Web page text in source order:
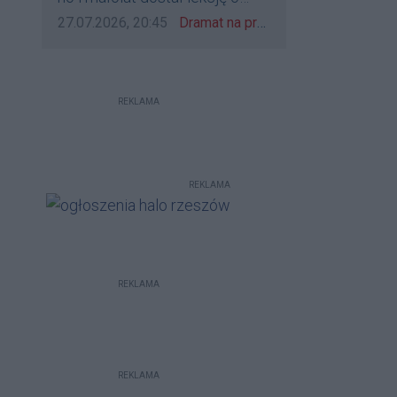
udzieleniu pierwszeństwa
Data dodania komentarza:
27.07.2026, 20:45 Źródło komentarza:
Dramat na przejeździe w Rzeszowie. 16-latek na hulajnodze wjechał wprost pod szynobus
REKLAMA
REKLAMA
REKLAMA
REKLAMA